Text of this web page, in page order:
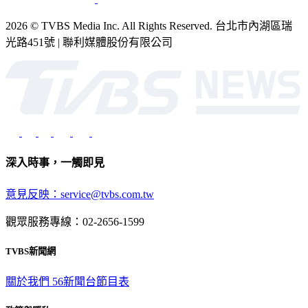
2026 © TVBS Media Inc. All Rights Reserved. 台北市內湖區瑞
光路451號 | 聯利媒體股份有限公司
深入時事，一觸即見
意見反映：service@tvbs.com.tw
觀眾服務專線：02-2656-1599
TVBS新聞網
關於我們 56新聞台節目表